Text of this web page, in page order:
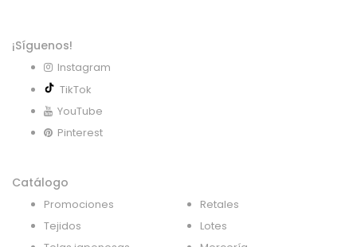
¡Síguenos!
Instagram
TikTok
YouTube
Pinterest
Catálogo
Promociones
Tejidos
Retales
Lotes